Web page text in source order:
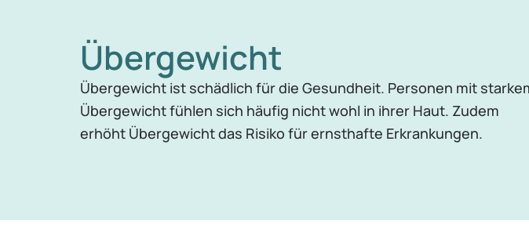
Übergewicht
Übergewicht ist schädlich für die Gesundheit. Personen mit
Übergewicht fühlen sich häufig nicht wohl in ihrer Haut. Zudem
erhöht Übergewicht das Risiko für ernsthafte Erkrankungen.